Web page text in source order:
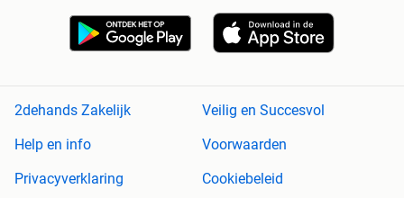
2dehands Zakelijk
Veilig en Succesvol
Help en info
Voorwaarden
Privacyverklaring
Cookiebeleid